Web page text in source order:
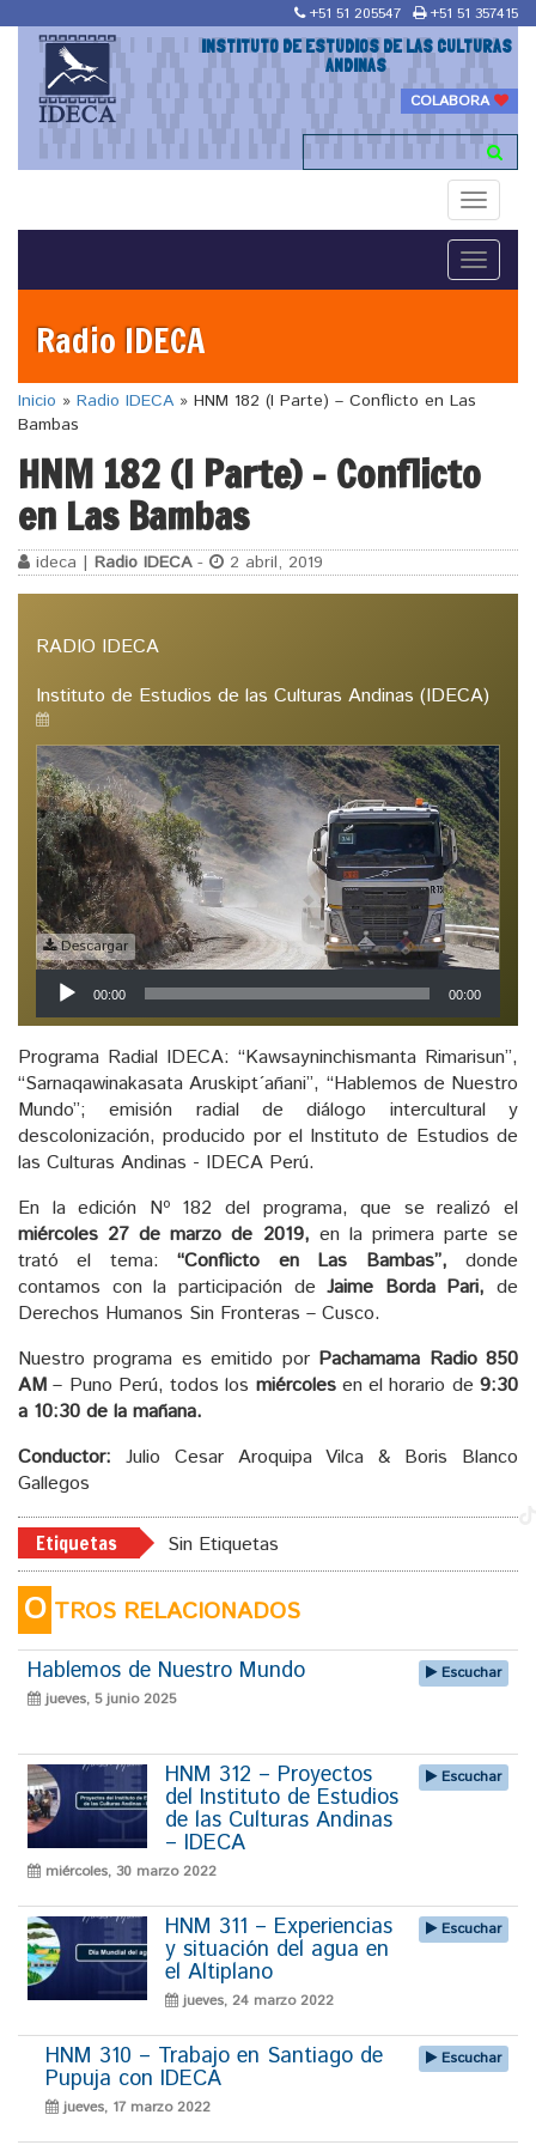
+51 51 205547 +51 51 357415
INSTITUTO DE ESTUDIOS DE LAS CULTURAS
ANDINAS
COLABORA
Toggle
Toggle
Radio IDECA
Inicio » Radio IDECA » HNM 182 (I Parte) – Conflicto en Las
Bambas
HNM 182 (I Parte) – Conflicto
en Las Bambas
ideca | Radio IDECA- 2 abril, 2019
RADIO IDECA
Instituto de Estudios de las Culturas Andinas (IDECA)
Descargar
Reproductor
de
audio
00:00 00:00
Programa Radial IDECA: “Kawsayninchismanta Rimarisun”,
“Sarnaqawinakasata Aruskipt´añani”, “Hablemos de Nuestro
Mundo”; emisión radial de diálogo intercultural y
descolonización, producido por el Instituto de Estudios de
las Culturas Andinas - IDECA Perú.
En la edición Nº 182 del programa, que se realizó el
miércoles 27 de marzo de 2019, en la primera parte se
trató el tema:“Conflicto en Las Bambas”, donde
contamos con la participación deJaime Borda Pari, de
Derechos Humanos Sin Fronteras – Cusco.
Nuestro programa es emitido por Pachamama Radio 850
AM – Puno Perú, todos los miércolesen el horario de9:30
a 10:30 de la mañana.
Conductor: Julio Cesar Aroquipa Vilca & Boris Blanco
Gallegos
Etiquetas Sin Etiquetas
O TROS RELACIONADOS
Hablemos de Nuestro Mundo
jueves, 5 junio 2025
Escuchar
HNM 312 – Proyectos
del Instituto de Estudios
de las Culturas Andinas
– IDECA
miércoles, 30 marzo 2022
Escuchar
HNM 311 – Experiencias
y situación del agua en
el Altiplano
jueves, 24 marzo 2022
Escuchar
HNM 310 – Trabajo en Santiago de
Pupuja con IDECA
jueves, 17 marzo 2022
Escuchar